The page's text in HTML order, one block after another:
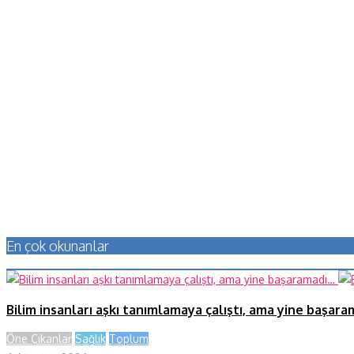
En çok okunanlar
Bilim insanları aşkı tanımlamaya çalıştı, ama yine
Öne Çıkanlar Sağlık Toplum